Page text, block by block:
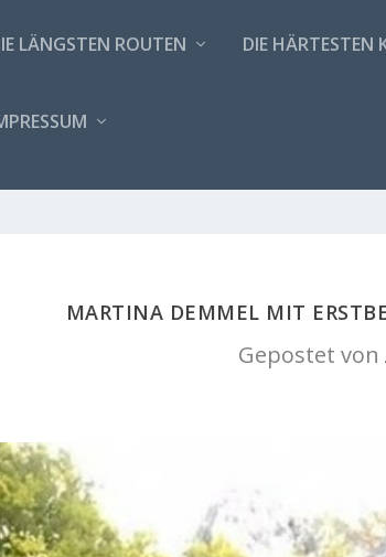
LÄNGSTEN ROUTEN DIE HÄRTESTEN
MARTINA DEMMEL MIT
Gepostet von